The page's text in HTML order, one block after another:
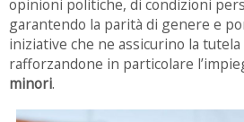
opinioni politiche, di condizioni
garantendo la parità di genere e
iniziative che ne assicurino la tutela
rafforzandone in particolare
minori.